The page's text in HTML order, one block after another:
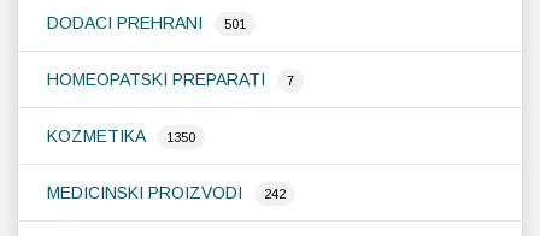
DODACI PREHRANI 501
HOMEOPATSKI PREPARATI 7
KOZMETIKA 1350
MEDICINSKI PROIZVODI 242